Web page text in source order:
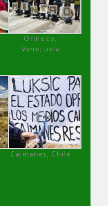
Orinoco,
Venezuela
Caimanes, Chile